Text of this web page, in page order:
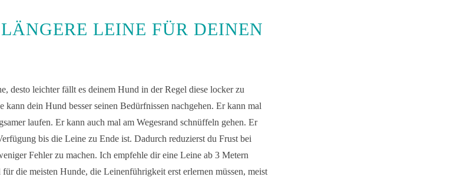
LEINE FÜR DEINEN
desto leichter fällt es deinem Hund in der Regel diese locker zu
kann dein Hund besser seinen Bedürfnissen nachgehen. Er kann mal
laufen. Er kann auch mal am Wegesrand schnüffeln gehen. Er
bis die Leine zu Ende ist. Dadurch reduzierst du Frust bei
Fehler zu machen. Ich empfehle dir eine Leine ab 3 Metern
die meisten Hunde, die Leinenführigkeit erst erlernen müssen, meist